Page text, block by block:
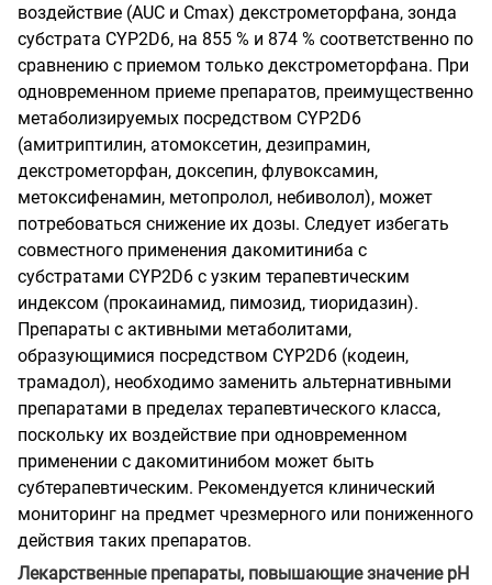
воздействие (AUC и Cmax) декстрометорфана, зонда
субстрата CYP2D6, на 855 % и 874 % соответственно по
сравнению с приемом только декстрометорфана. При
одновременном приеме препаратов, преимущественно
метаболизируемых посредством CYP2D6
(амитриптилин, атомоксетин, дезипрамин,
декстрометорфан, доксепин, флувоксамин,
метоксифенамин, метопролол, небиволол), может
потребоваться снижение их дозы. Следует избегать
совместного применения дакомитиниба с
субстратами CYP2D6 с узким терапевтическим
индексом (прокаинамид, пимозид, тиоридазин).
Препараты с активными метаболитами,
образующимися посредством CYP2D6 (кодеин,
трамадол), необходимо заменить альтернативными
препаратами в пределах терапевтического класса,
поскольку их воздействие при одновременном
применении с дакомитинибом может быть
субтерапевтическим. Рекомендуется клинический
мониторинг на предмет чрезмерного или пониженного
действия таких препаратов.
Лекарственные препараты, повышающие значение pH